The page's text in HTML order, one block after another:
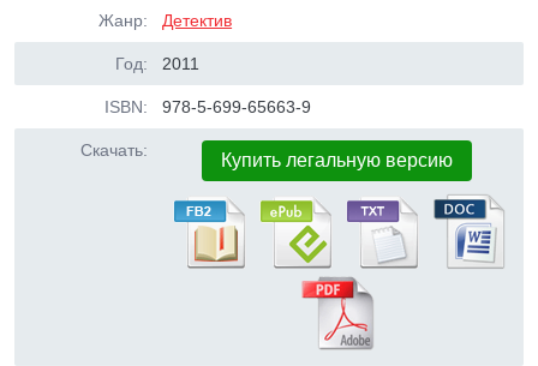
Жанр: Детектив
Год: 2011
ISBN: 978-5-699-65663-9
Скачать: Купить легальную версию